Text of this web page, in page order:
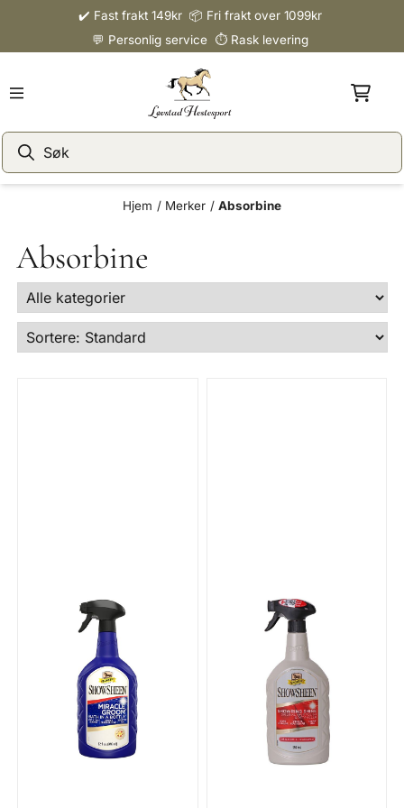
Hopp til innhold✔️ Fast frakt 149kr 📦 Fri frakt over 1099kr
💬 Personlig service ⏱️ Rask levering
Hjem / Merker / Absorbine
Absorbine